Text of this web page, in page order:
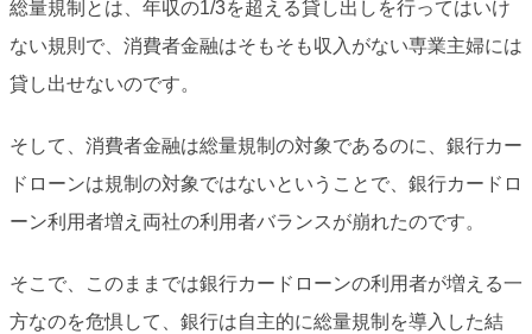
総量規制とは、年収の1/3を超える貸し出しを行ってはいけ
ない規則で、消費者金融はそもそも収入がない専業主婦には
貸し出せないのです。
そして、消費者金融は総量規制の対象であるのに、銀行カー
ドローンは規制の対象ではないということで、銀行カードロ
ーン利用者増え両社の利用者バランスが崩れたのです。
そこで、このままでは銀行カードローンの利用者が増える一
方なのを危惧して、銀行は自主的に総量規制を導入した結